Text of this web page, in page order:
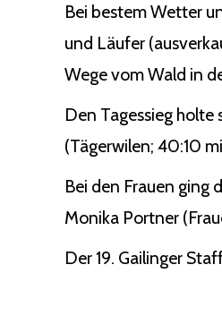
Bei bestem Wetter
und Läufer
Wege vom Wald in
Den Tagessieg
(Tägerwilen; 40:10
Bei den Frauen ging
Monika Portner
Der 19. Gailinger